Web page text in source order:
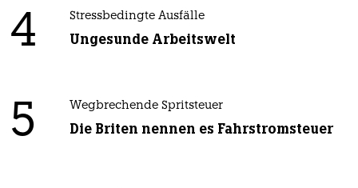
4 Stressbedingte Ausfälle
Ungesunde Arbeitswelt
5 Wegbrechende Spritsteuer
Die Briten nennen es Fahrstromsteuer